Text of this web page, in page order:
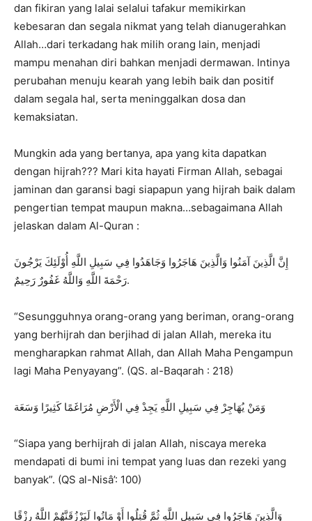
dan fikiran yang lalai selalui tafakur memikirkan
kebesaran dan segala nikmat yang telah dianugerahkan
Allah…dari terkadang hak milih orang lain, menjadi
mampu menahan diri bahkan menjadi dermawan. Intinya
perubahan menuju kearah yang lebih baik dan positif
dalam segala hal, serta meninggalkan dosa dan
kemaksiatan.
Mungkin ada yang bertanya, apa yang kita dapatkan
dengan hijrah??? Mari kita hayati Firman Allah, sebagai
jaminan dan garansi bagi siapapun yang hijrah baik dalam
pengertian tempat maupun makna…sebagaimana Allah
jelaskan dalam Al-Quran :
إِنَّ الَّذِينَ آمَنُوا وَالَّذِينَ هَاجَرُوا وَجَاهَدُوا فِي سَبِيلِ اللَّهِ أُوْلَئِكَ يَرْجُونَ
رَحْمَةَ اللَّهِ وَاللَّهُ غَفُورٌ رَحِيمٌ.
“Sesungguhnya orang-orang yang beriman, orang-orang
yang berhijrah dan berjihad di jalan Allah, mereka itu
mengharapkan rahmat Allah, dan Allah Maha Pengampun
lagi Maha Penyayang”. (QS. al-Baqarah : 218)
وَمَنْ يُهَاجِرْ فِي سَبِيلِ اللَّهِ يَجِدْ فِي الْأَرْضِ مُرَاغَمًا كَثِيرًا وَسَعَة
“Siapa yang berhijrah di jalan Allah, niscaya mereka
mendapati di bumi ini tempat yang luas dan rezeki yang
banyak”. (QS al-Nisâ’: 100)
وَالَّذِينَ هَاجَرُوا فِي سَبِيلِ اللَّهِ ثُمَّ قُتِلُوا أَوْ مَاتُوا لَيَرْزُقَنَّهُمْ اللَّهُ رِزْقًا